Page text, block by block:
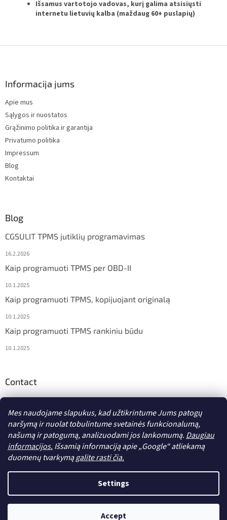
Mes naudojame slapukus, kad užtikrintume Jums patogų
naršymą ir nuolat tobulintume svetainės funkcionalumą,
našumą ir patogumą, analizuodami jos lankomumą. Daugiau
informacijos. Išsamią informaciją apie „Google“ atliekamą
duomenų tvarkymągalite rasti čia.
Settings
Accept
Išsamus vartotojo vadovas, kurį galima atsisiųsti
internetu lietuvių kalba (maždaug 60+ puslapių)
Informacija jums
Apie mus
Sąlygos ir nuostatos
Grąžinimo politika ir garantija
Privatumo politika
Impressum
Blog
Kontaktai
Blog
CGSULIT TPMS jutiklių programavimas
16.2.2026
Kaip programuoti TPMS per OBD-II
10.1.2025
Kaip programuoti TPMS, kopijuojant originalą
10.1.2025
Kaip programuoti TPMS rankiniu būdu
10.1.2025
Contact
Autorių teisės 2026diagstore.lt. Visos teisės saugomos.
Redaguoti slapukų nustatymus